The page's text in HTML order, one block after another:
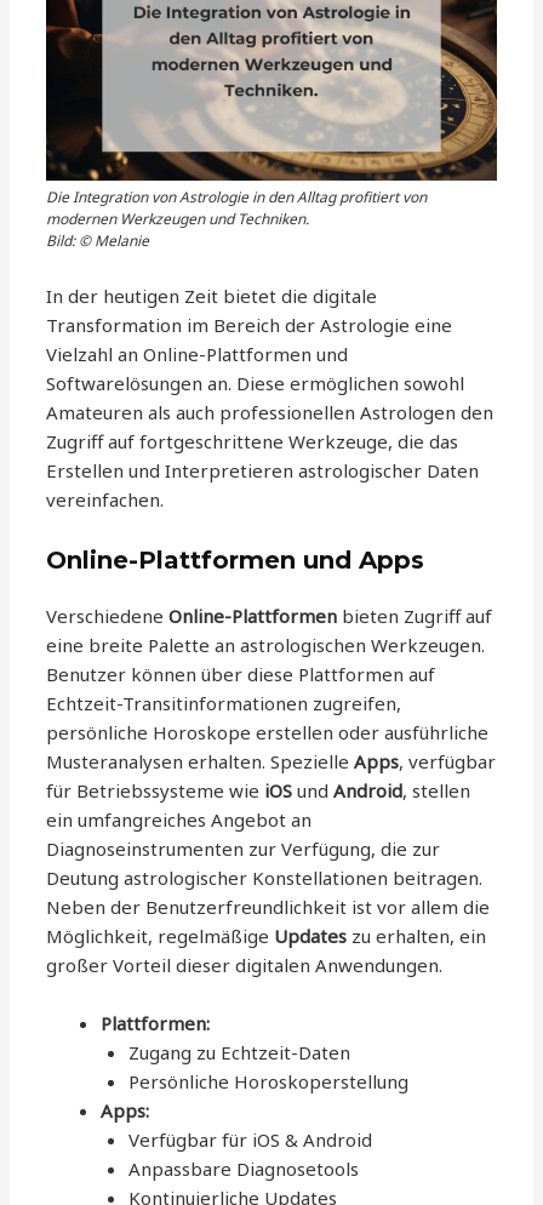
Die Integration von Astrologie in den Alltag profitiert von
modernen Werkzeugen und Techniken.
Bild: © Melanie
In der heutigen Zeit bietet die digitale
Transformation im Bereich der Astrologie eine
Vielzahl an Online-Plattformen und
Softwarelösungen an. Diese ermöglichen sowohl
Amateuren als auch professionellen Astrologen den
Zugriff auf fortgeschrittene Werkzeuge, die das
Erstellen und Interpretieren astrologischer Daten
vereinfachen.
Online-Plattformen und Apps
VerschiedeneOnline-Plattformen bieten Zugriff auf
eine breite Palette an astrologischen Werkzeugen.
Benutzer können über diese Plattformen auf
Echtzeit-Transitinformationen zugreifen,
persönliche Horoskope erstellen oder ausführliche
Musteranalysen erhalten. SpezielleApps, verfügbar
für Betriebssysteme wie iOS undAndroid, stellen
ein umfangreiches Angebot an
Diagnoseinstrumenten zur Verfügung, die zur
Deutung astrologischer Konstellationen beitragen.
Neben der Benutzerfreundlichkeit ist vor allem die
Möglichkeit, regelmäßige Updates zu erhalten, ein
großer Vorteil dieser digitalen Anwendungen.
Plattformen:
Zugang zu Echtzeit-Daten
Persönliche Horoskoperstellung
Apps:
Verfügbar für iOS & Android
Anpassbare Diagnosetools
Kontinuierliche Updates